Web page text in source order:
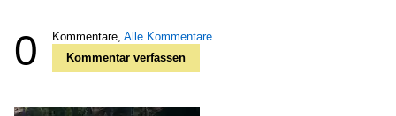
0 Kommentare, Alle Kommentare
Kommentar verfassen